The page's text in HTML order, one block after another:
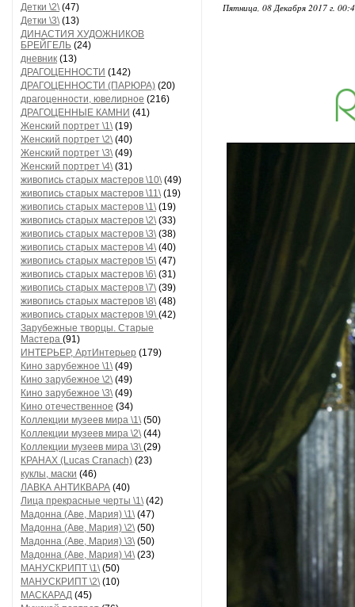
Детки \2\(47)
Детки \3\(13)
ДИНАСТИЯ ХУДОЖНИКОВ
БРЕЙГЕЛЬ (24)
дневник (13)
ДРАГОЦЕННОСТИ (142)
ДРАГОЦЕННОСТИ (ПАРЮРА) (20)
драгоценности, ювелирное (216)
ДРАГОЦЕННЫЕ КАМНИ (41)
Женский портрет \1\(19)
Женский портрет \2\(40)
Женский портрет \3\(49)
Женский портрет \4\(31)
живопись старых мастеров \10\(49)
живопись старых мастеров \11\(19)
живопись старых мастеров \1\(19)
живопись старых мастеров \2\(33)
живопись старых мастеров \3\(38)
живопись старых мастеров \4\(40)
живопись старых мастеров \5\(47)
живопись старых мастеров \6\(31)
живопись старых мастеров \7\(39)
живопись старых мастеров \8\(48)
живопись старых мастеров \9\(42)
Зарубежные творцы. Старые
Мастера (91)
ИНТЕРЬЕР, АртИнтерьер (179)
Кино зарубежное \1\(49)
Кино зарубежное \2\(49)
Кино зарубежное \3\(49)
Кино отечественное (34)
Коллекции музеев мира \1\(50)
Коллекции музеев мира \2\(44)
Коллекции музеев мира \3\(29)
КРАНАХ (Lucas Cranach) (23)
куклы, маски (46)
ЛАВКА АНТИКВАРА (40)
Лица прекрасные черты \1\(42)
Мадонна (Аве, Мария) \1\(47)
Мадонна (Аве, Мария) \2\(50)
Мадонна (Аве, Мария) \3\(50)
Мадонна (Аве, Мария) \4\(23)
МАНУСКРИПТ \1\(50)
МАНУСКРИПТ \2\(10)
МАСКАРАД (45)
Пятница, 08 Декабря 2017 г.